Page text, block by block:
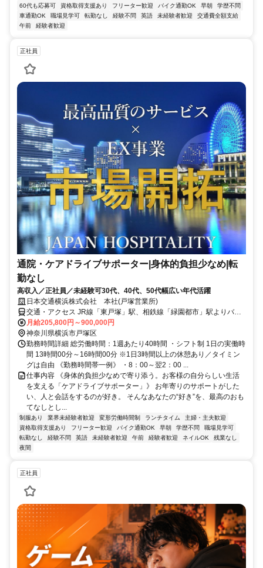
60代も応募可
資格取得支援あり フリーター歓迎 バイク通勤OK 早朝
学歴不問
車通勤OK
職場見学可 転勤なし 経験不問 英語 未経験者歓迎
交通費全額支給
午前
経験者歓迎
正社員
通院・ケアドライブサポーター|身体的負担少なめ|転
勤なし
高収入／正社員／未経験可30代、40代、50代幅広い年代活躍
日本交通横浜株式会社 本社(戸塚営業所)
交通・アクセス JR線「東戸塚」駅、相鉄線「緑園都市」駅よりバス
で10分 妙法寺バス停下車徒歩5分
月給205,800円～900,000円
神奈川県横浜市戸塚区
勤務時間詳細 総労働時間：1週あたり40時間 ・シフト制 1日の実働時
間 13時間00分～16時間00分 ※1日3時間以上の休憩あり／タイミン
グは自由 《勤務時間帯一例》 ・8：00～翌2：00 ...
仕事内容 《身体的負担少なめで寄り添う。お客様の自分らしい生活
を支える「ケアドライブサポーター」》 お年寄りのサポートがした
い、人と会話をするのが好き。 そんなあなたの“好き”を、最高のおも
てなしとし...
制服あり 業界未経験者歓迎 変形労働時間制 ランチタイム
主婦・主夫歓迎
資格取得支援あり
フリーター歓迎 バイク通勤OK 早朝 学歴不問
職場見学可
転勤なし
経験不問 英語 未経験者歓迎 午前 経験者歓迎 ネイルOK
残業なし
夜間
正社員